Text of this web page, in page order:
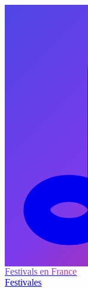
Festivals en France
Festivales